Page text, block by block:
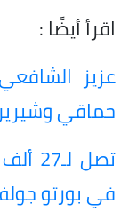
اقرأ أيضًا :
عزيز
حماقي
تصل
في بورتو